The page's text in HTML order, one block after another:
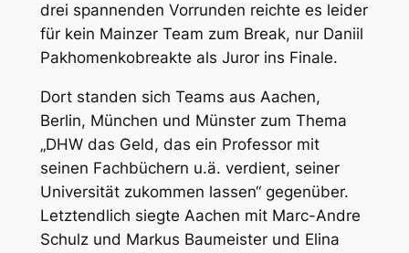
drei spannenden Vorrunden reichte es leider
für kein Mainzer Team zum Break, nur Daniil
Pakhomenkobreakte als Juror ins Finale.
Dort standen sich Teams aus Aachen,
Berlin, München und Münster zum Thema
„DHW das Geld, das ein Professor mit
seinen Fachbüchern u.ä. verdient, seiner
Universität zukommen lassen“ gegenüber.
Letztendlich siegte Aachen mit Marc-Andre
Schulz und Markus Baumeister und Elina